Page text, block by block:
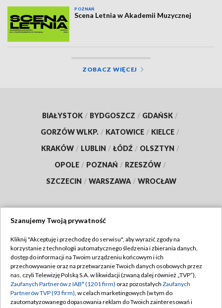
POZNAŃ
Scena Letnia w Akademii Muzycznej
ZOBACZ WIĘCEJ
BIAŁYSTOK / BYDGOSZCZ / GDAŃSK /
GORZÓW WLKP. / KATOWICE / KIELCE /
KRAKÓW / LUBLIN / ŁÓDŹ / OLSZTYN /
OPOLE / POZNAŃ / RZESZÓW /
SZCZECIN / WARSZAWA / WROCŁAW
TVP
Abonament TVP
Emisja w TVP
Centrum informacji TVP
Regulamin TVP
Polityka prywatności
Moje zgody
Szanujemy Twoją prywatność
Kliknij "Akceptuję i przechodzę do serwisu", aby wyrazić zgody na
korzystanie z technologii automatycznego śledzenia i zbierania danych,
dostęp do informacji na Twoim urządzeniu końcowym i ich
przechowywanie oraz na przetwarzanie Twoich danych osobowych przez
nas, czyli Telewizję Polską S.A. w likwidacji (zwaną dalej również „TVP”),
Zaufanych Partnerów z IAB* (1201 firm) oraz pozostałych Zaufanych
Partnerów TVP (93 firm), w celach marketingowych (w tym do
zautomatyzowanego dopasowania reklam do Twoich zainteresowań i